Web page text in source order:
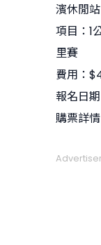
濱休閒站
項目：1
里賽
費用：
報名日
購票詳情